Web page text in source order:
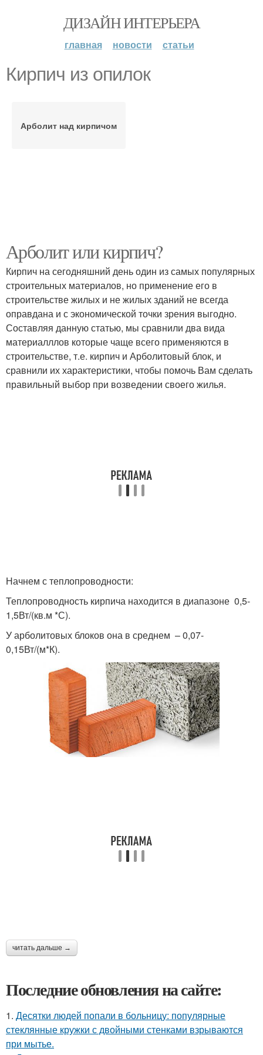
ДИЗАЙН ИНТЕРЬЕРА
главная новости статьи
Кирпич из опилок
Арболит над кирпичом
Арболит или кирпич?
Кирпич на сегодняшний день один из самых популярных
строительных материалов, но применение его в
строительстве жилых и не жилых зданий не всегда
оправдана и с экономической точки зрения выгодно.
Составляя данную статью, мы сравнили два вида
материалллов которые чаще всего применяются в
строительстве, т.е. кирпич и Арболитовый блок, и
сравнили их характеристики, чтобы помочь Вам сделать
правильный выбор при возведении своего жилья.
Начнем с теплопроводности:
Теплопроводность кирпича находится в диапазоне 0,5-
1,5Вт/(кв.м *С).
У арболитовых блоков она в среднем – 0,07-
0,15Вт/(м*К).
читать дальше →
Последние обновления на сайте:
1. Десятки людей попали в больницу: популярные
стеклянные кружки с двойными стенками взрываются
при мытье.